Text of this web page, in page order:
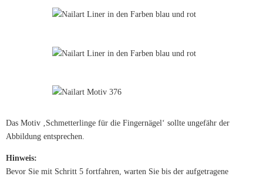
Das Motiv ‚Schmetterlinge für die Fingernägel‘ sollte ungefähr der
Abbildung entsprechen.
Hinweis:
Bevor Sie mit Schritt 5 fortfahren, warten Sie bis der aufgetragene